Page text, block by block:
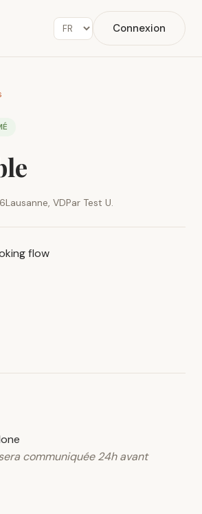
Connexion
Lausanne, VDPar Test U.
flow
communiquée 24h avant